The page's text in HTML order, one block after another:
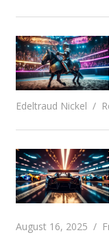
Edeltraud Nickel
August 16, 2025